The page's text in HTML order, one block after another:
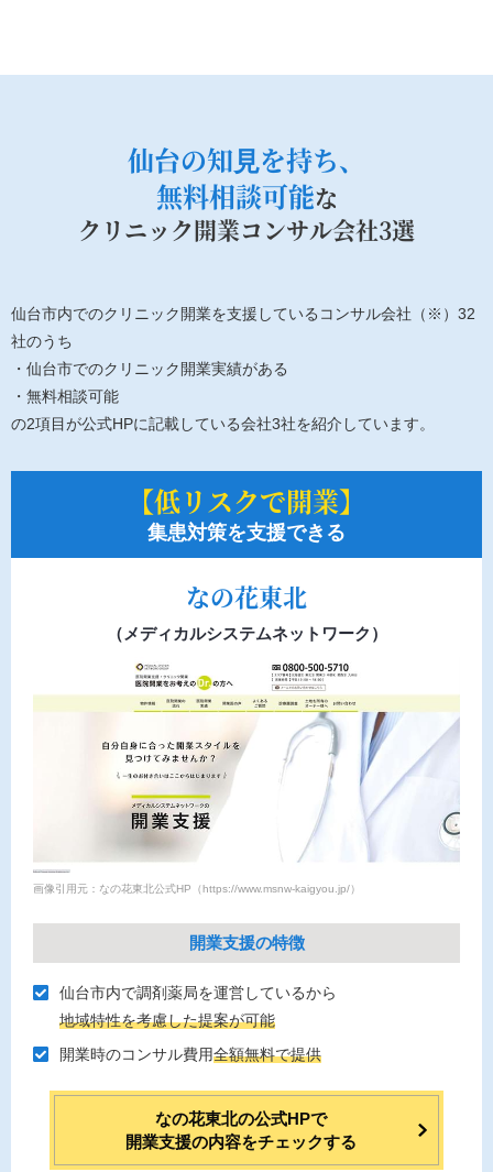
仙台の知⾒を持ち、
無料相談可能な
クリニック開業コンサル会社3選
仙台市内でのクリニック開業を支援しているコンサル会社（※）32
社のうち
・仙台市でのクリニック開業実績がある
・無料相談可能
の2項目が公式HPに記載している会社3社を紹介しています。
【低リスクで開業】
集患対策を支援できる
なの花東北
（メディカルシステムネットワーク）
画像引用元：なの花東北公式HP（https://www.msnw-kaigyou.jp/）
開業支援の特徴
仙台市内で調剤薬局を運営しているから
地域特性を考慮した提案が可能
開業時のコンサル費⽤全額無料で提供
なの花東北の公式HPで
開業支援の内容をチェックする